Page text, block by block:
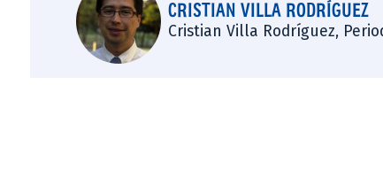
CRISTIAN VILLA RODRÍGUEZ
Cristian Villa Rodríguez,